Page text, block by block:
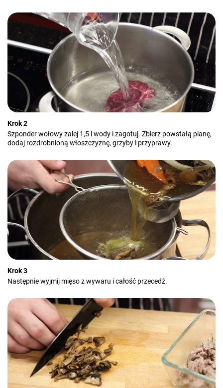
Krok 2
Szponder wołowy zalej 1,5 l wody i zagotuj. Zbierz powstałą pianę,
dodaj rozdrobnioną włoszczyznę, grzyby i przyprawy.
Krok 3
Następnie wyjmij mięso z wywaru i całość przecedź.